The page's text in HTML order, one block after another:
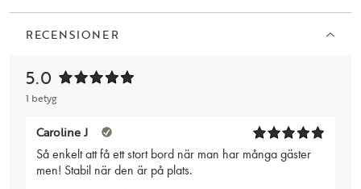
RECENSIONER
5.0
1 betyg
Caroline J
Så enkelt att få ett stort bord när man har många gäster
men! Stabil när den är på plats.